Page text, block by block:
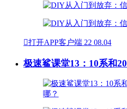
打开APP客户端 22 08.04
极速鲨课堂13：10系和